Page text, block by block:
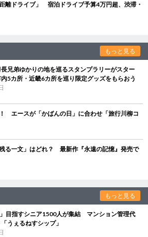
離ドライブ」 宿泊ドライブ予算4万円超、渋滞・
もっと見る
兄弟ゆかりの地を巡るスタンプラリーがスター
5カ所・近畿6カ所を巡り限定グッズをもらおう
エースが「かばんの日」に合わせ「旅行川柳コ
る一文」はどれ？ 最新作『永遠の記憶』発売で
もっと見る
」目指すシニア1500人が集結 マンション管理代
うぇるねすシップ」